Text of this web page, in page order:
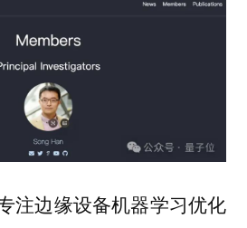
注边缘设备机器学习优化